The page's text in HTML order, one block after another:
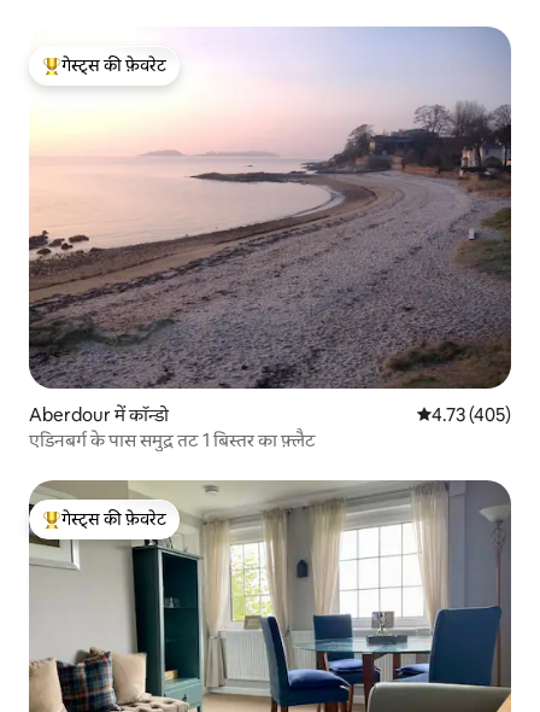
गेस्ट्स का टॉप फ़ेवरेट
गेस्ट्स की फ़ेवरेट
Aberdour में कॉन्डो औसत रेटिंग 5 में से
4.73 (405)
एडिनबर्ग के पास समुद्र तट 1 बिस्तर का फ़्लैट
गेस्ट्स का टॉप फ़ेवरेट
गेस्ट्स की फ़ेवरेट